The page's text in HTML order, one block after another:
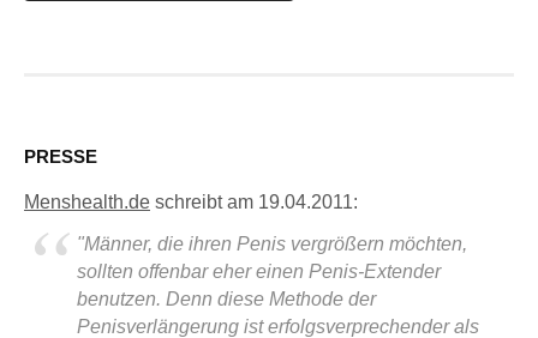
PRESSE
Menshealth.de schreibt am 19.04.2011:
"Männer, die ihren Penis vergrößern möchten,
sollten offenbar eher einen Penis-Extender
benutzen. Denn diese Methode der
Penisverlängerung ist erfolgsverprechender als